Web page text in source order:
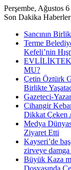
Perşembe, Ağustos
Son Dakika
Sancının
Terme
Kefeli’nin
MU?
Çetin Öztürk
Birlikte
Gazeteci-
Cihangir
Dikkat Çeken
Medya
Ziyaret Etti
Kayseri’de
zirveye
Büyük Kaza
Dosyasında